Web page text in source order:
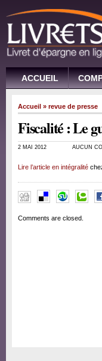
ACCUEIL
Accueil » revue de presse
Fiscalité : Le
2 MAI 2012 AUCUN
Lire l’article en intégralité
Comments are closed.